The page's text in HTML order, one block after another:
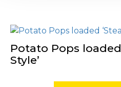
Potato Pops
Style’